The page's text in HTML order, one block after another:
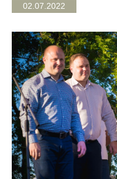
02.07.2022